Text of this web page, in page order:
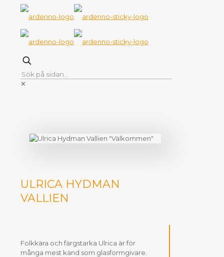
✕
ULRICA HYDMAN
VALLIEN
Folkkära och färgstarka Ulrica är för
många mest känd som glasformgivare.